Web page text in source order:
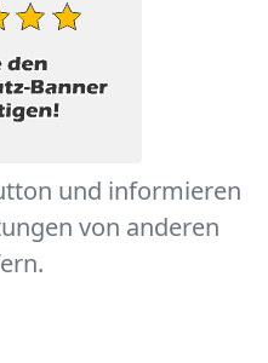
und informieren
von anderen